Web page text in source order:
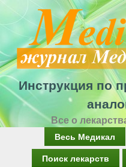
Перейти
к
основному
Инструкция по
Все о
Весь Медикал
Поиск лекарств